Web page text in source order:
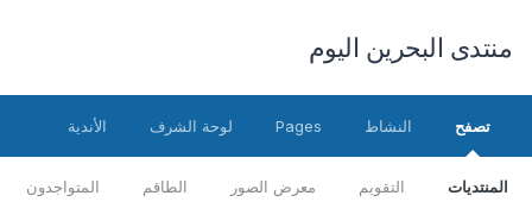
منتدى البحرين اليوم
تصفح
المنتديات التقويم معرض الصور الطاقم المتواجدون
النشاط Pages لوحة الشرف الأندية